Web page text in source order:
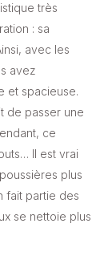
très
: sa
avec les
avez
et spacieuse.
de passer une
ce
Il est vrai
plus
fait partie des
se nettoie plus